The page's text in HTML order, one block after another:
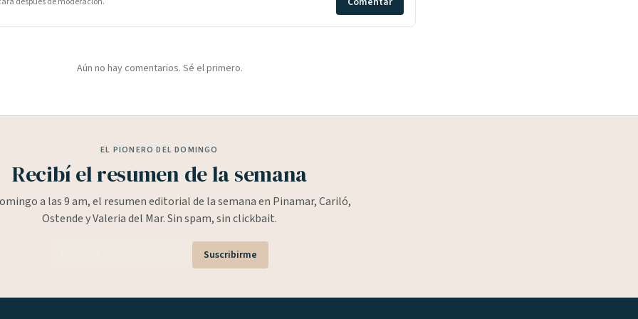
Aún no hay comentarios. Sé el primero.
EL PIONERO DEL DOMINGO
Recibí el resumen de la semana
a las 9 am, el resumen editorial de la semana en Pinamar, Cariló,
Ostende y Valeria del Mar. Sin spam, sin clickbait.
Suscribirme